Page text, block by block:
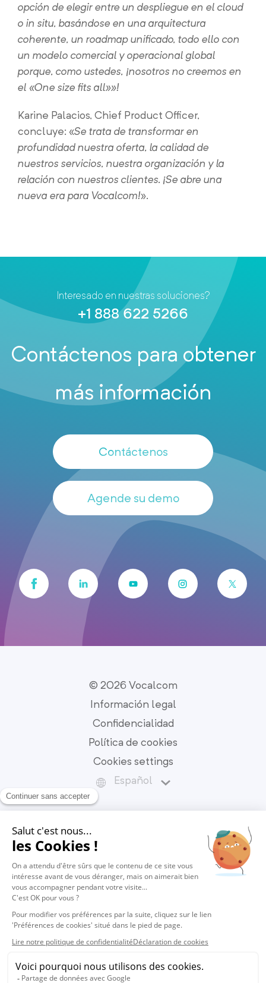
opción de elegir entre un despliegue en el cloud
o in situ, basándose en una arquitectura
coherente, un roadmap unificado, todo ello con
un modelo comercial y operacional global
porque, como ustedes, ¡nosotros no creemos en
el «One size fits all»»!
Karine Palacios, Chief Product Officer,
concluye: «Se trata de transformar en
profundidad nuestra oferta, la calidad de
nuestros servicios, nuestra organización y la
relación con nuestros clientes. ¡Se abre una
nueva era para Vocalcom!».
Interesado en nuestras soluciones?
+1 888 622 5266
Contáctenos para obtener
más información
Contáctenos
Agende su demo
© 2026 Vocalcom
Información legal
Confidencialidad
Política de cookies
Cookies settings
Español